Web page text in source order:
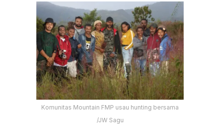
Komunitas Mountain FMP usau hunting bersama
/JW Sagu